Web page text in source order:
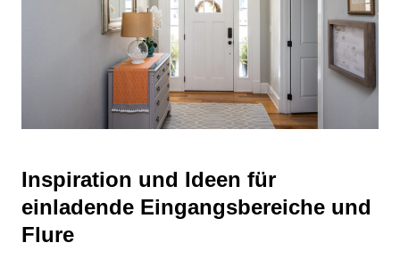
Inspiration und Ideen für
einladende Eingangsbereiche und
Flure